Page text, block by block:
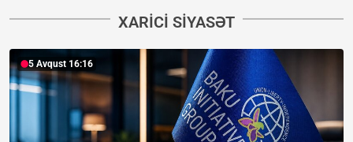
XARICI SIYASƏT
5 Avqust 16:16